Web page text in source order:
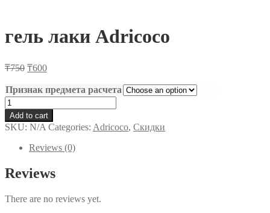
гель лаки Adricoco
₸750 ₸600
Признак предмета расчета
гель
лаки
Adricoco
quantity
Add to cart
SKU: N/A Categories: Adricoco, Скидки
Reviews (0)
Reviews
There are no reviews yet.